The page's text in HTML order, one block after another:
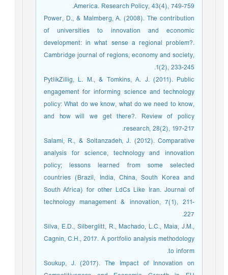
America. Research Policy, 43(4), 749-759.‏
Power, D., & Malmberg, A. (2008). The contribution
of universities to innovation and economic
development: in what sense a regional problem?.
Cambridge journal of regions, economy and society,
1(2), 233-245.‏
PytlikZillig, L. M., & Tomkins, A. J. (2011). Public
engagement for informing science and technology
policy: What do we know, what do we need to know,
and how will we get there?. Review of policy
research, 28(2), 197-217.‏
Salami, R., & Soltanzadeh, J. (2012). Comparative
analysis for science, technology and innovation
policy; lessons learned from some selected
countries (Brazil, India, China, South Korea and
South Africa) for other LdCs Like Iran. Journal of
technology management & innovation, 7(1), 211-
227.‏
Silva, E.D., Silberglitt, R., Machado, L.C., Maia, J.M.,
Cagnin, C.H., 2017. A portfolio analysis methodology
to inform.
Soukup, J. (2017). The Impact of Innovation on